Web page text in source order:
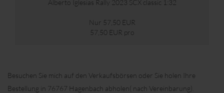
nach Terminvereinbarung, abzuholen.
Alberto Iglesias Rally 2023 SCX classic 1:32
Nur 57,50 EUR
57,50 EUR pro
Besuchen Sie mich auf den Verkaufsbörsen oder Sie holen Ihre
Bestellung in 76767 Hagenbach abholen( nach Vereinbarung).